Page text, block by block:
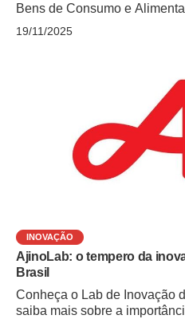
Bens de Consumo e
19/11/2025
INOVAÇÃO
AjinoLab: o tempero da
Brasil
Conheça o Lab de Inovação
saiba mais sobre a